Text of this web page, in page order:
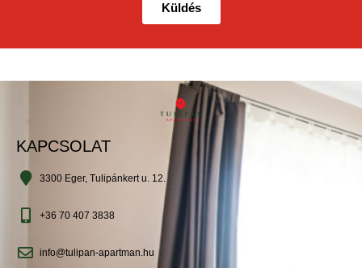
Küldés
KAPCSOLAT
3300 Eger, Tulipánkert u. 12.
+36 70 407 3838
info@tulipan-apartman.hu